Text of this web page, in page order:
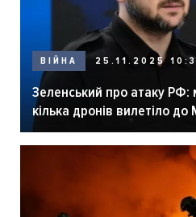
ВІЙНА 25.11.2025
Зеленський про атаку РФ:
кілька дронів вилетіло